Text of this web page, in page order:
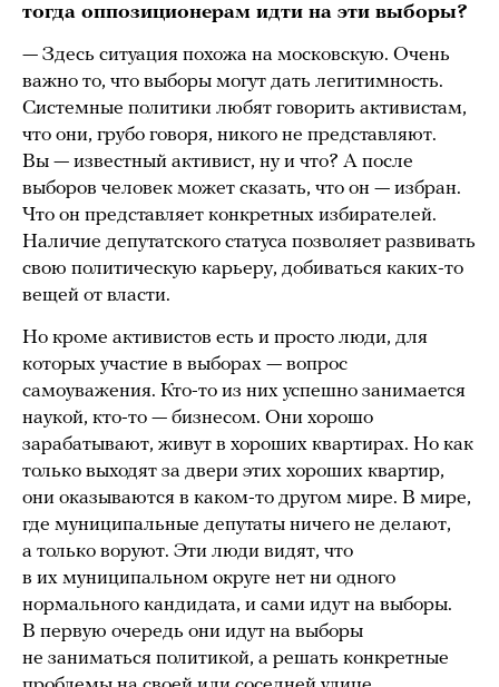
тогда оппозиционерам идти на эти выборы?
— Здесь ситуация похожа на московскую. Очень
важно то, что выборы могут дать легитимность.
Системные политики любят говорить активистам,
что они, грубо говоря, никого не представляют.
Вы — известный активист, ну и что? А после
выборов человек может сказать, что он — избран.
Что он представляет конкретных избирателей.
Наличие депутатского статуса позволяет развивать
свою политическую карьеру, добиваться каких-то
вещей от власти.
Но кроме активистов есть и просто люди, для
которых участие в выборах — вопрос
самоуважения. Кто-то из них успешно занимается
наукой, кто-то — бизнесом. Они хорошо
зарабатывают, живут в хороших квартирах. Но как
только выходят за двери этих хороших квартир,
они оказываются в каком-то другом мире. В мире,
где муниципальные депутаты ничего не делают,
а только воруют. Эти люди видят, что
в их муниципальном округе нет ни одного
нормального кандидата, и сами идут на выборы.
В первую очередь они идут на выборы
не заниматься политикой, а решать конкретные